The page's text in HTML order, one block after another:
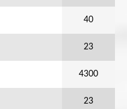
40
23
4300
23